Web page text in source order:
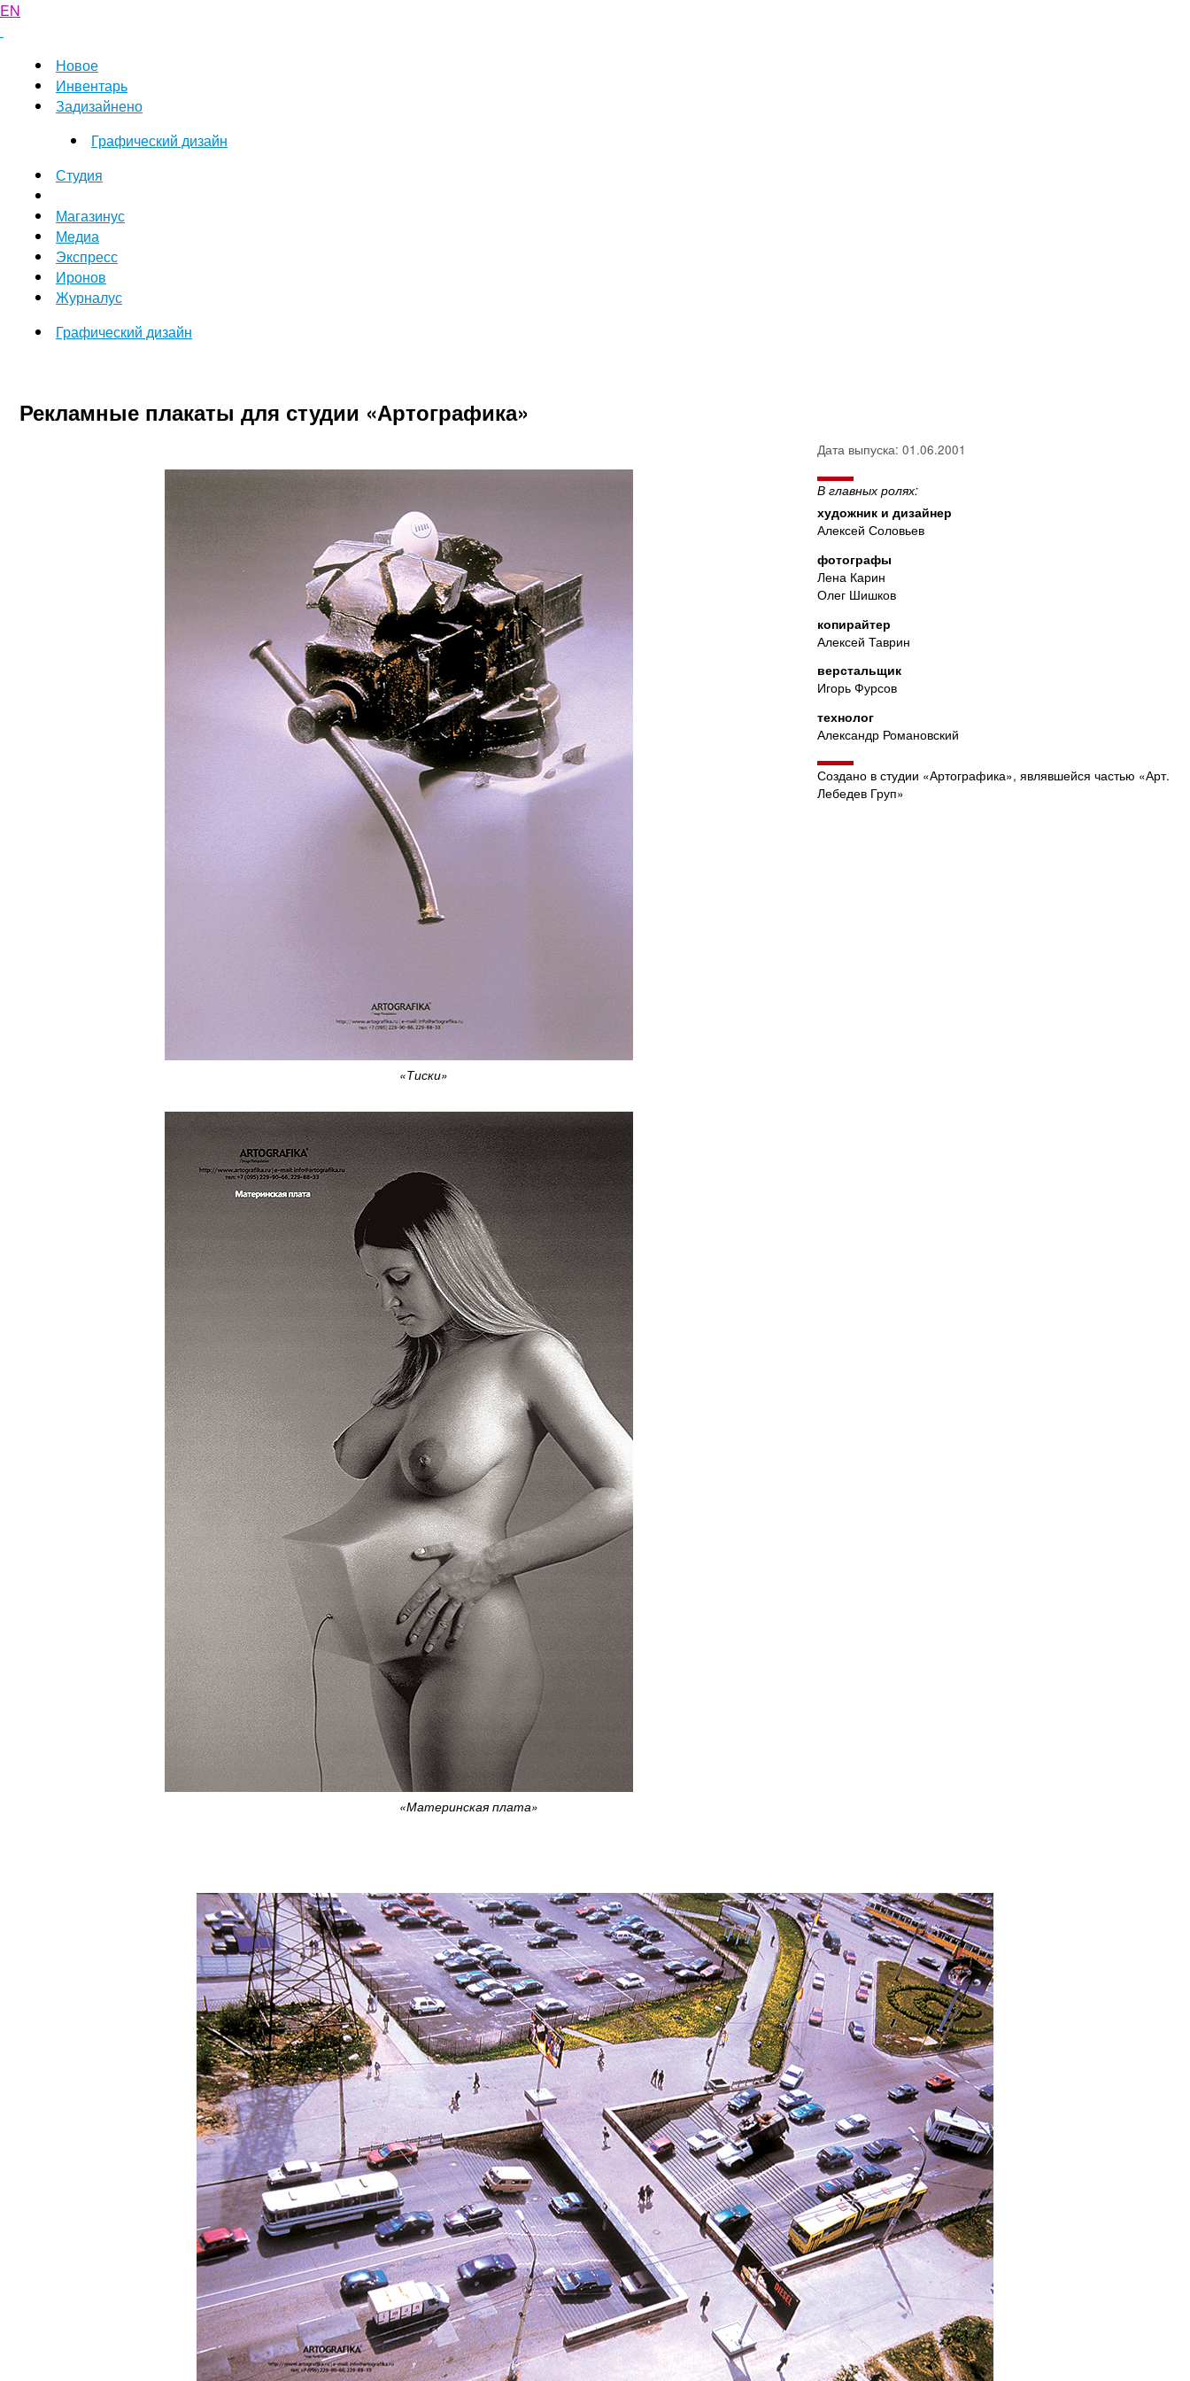
EN
Новое
Инвентарь
Задизайнено
Графический дизайн
Студия
Магазинус
Медиа
Экспресс
Иронов
Журналус
Графический дизайн
Рекламные плакаты для студии «Артографика»
«Тиски»
«Материнская плата»
Дата выпуска: 01.06.2001
В главных ролях:
художник и дизайнер
Алексей Соловьев
фотографы
Лена Карин
Олег Шишков
копирайтер
Алексей Таврин
верстальщик
Игорь Фурсов
технолог
Александр Романовский
Создано в студии «Артографика», являвшейся частью «Арт.
Лебедев Груп»